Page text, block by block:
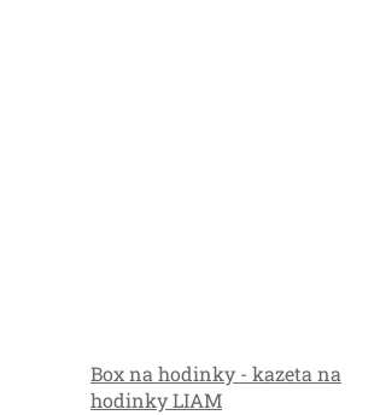
Box na hodinky - kazeta na
hodinky LIAM